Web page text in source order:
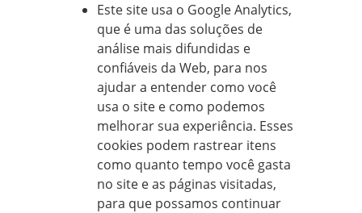
Este site usa o Google Analytics,
que é uma das soluções de
análise mais difundidas e
confiáveis da Web, para nos
ajudar a entender como você
usa o site e como podemos
melhorar sua experiência. Esses
cookies podem rastrear itens
como quanto tempo você gasta
no site e as páginas visitadas,
para que possamos continuar